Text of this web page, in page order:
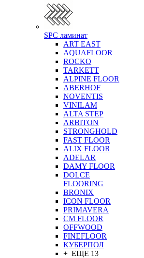
SPC ламинат
ART EAST
AQUAFLOOR
ROCKO
TARKETT
ALPINE FLOOR
ABERHOF
NOVENTIS
VINILAM
ALTA STEP
ARBITON
STRONGHOLD
FAST FLOOR
ALIX FLOOR
ADELAR
DAMY FLOOR
DOLCE
FLOORING
BRONIX
ICON FLOOR
PRIMAVERA
CM FLOOR
OFFWOOD
FINEFLOOR
КУБЕРПОЛ
+ ЕЩЕ 13